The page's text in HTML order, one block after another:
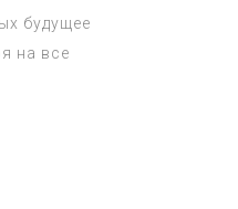
будущее
на все